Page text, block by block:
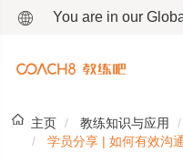
You are in our
主页 教练知识与应用
学员分享 | 如何有效沟